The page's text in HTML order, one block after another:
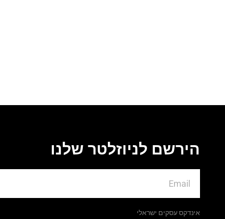
הירשם לניוזלטר שלנו
אינדקס עסקים ישראלי